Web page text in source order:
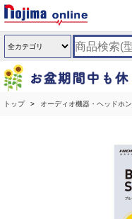
トップ オーディオ機器・ヘッドホン